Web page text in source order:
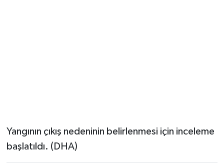
Yangının çıkış nedeninin belirlenmesi için inceleme
başlatıldı. (DHA)